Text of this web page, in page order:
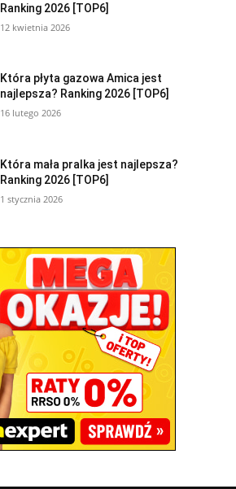
Ranking 2026 [TOP6]
12 kwietnia 2026
Która płyta gazowa Amica jest
najlepsza? Ranking 2026 [TOP6]
16 lutego 2026
Która mała pralka jest najlepsza?
Ranking 2026 [TOP6]
1 stycznia 2026